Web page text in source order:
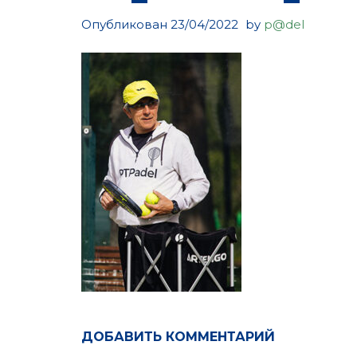
Опубликован 23/04/2022 by p@del
ДОБАВИТЬ КОММЕНТАРИЙ